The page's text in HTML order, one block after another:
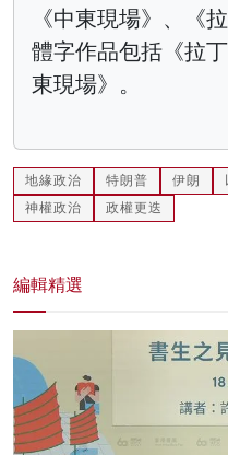
《中東現場》、《
體字作品包括《拉
東現場》。
地緣政治 特朗普 伊朗
神權政治
政權更迭
編輯精選